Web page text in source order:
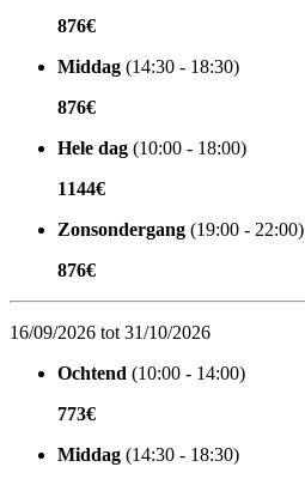
876€
Middag (14:30 - 18:30)
876€
Hele dag (10:00 - 18:00)
1144€
Zonsondergang (19:00 - 22:00)
876€
16/09/2026 tot 31/10/2026
Ochtend (10:00 - 14:00)
773€
Middag (14:30 - 18:30)